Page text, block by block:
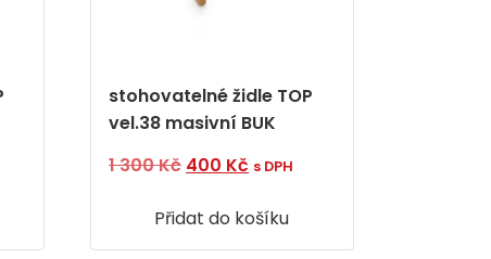
stohovatelné židle TOP
vel.38 masivní BUK
1 300Kč Původní
byla:
1
400 Kč Aktuální
je:
400 Kč.
s DPH
Přidat do košíku